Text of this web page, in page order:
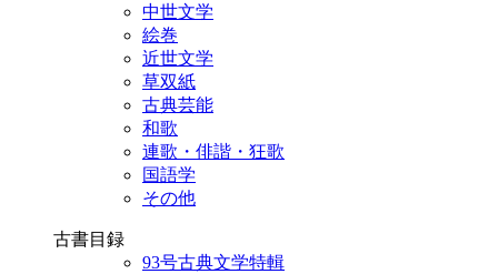
中世文学
絵巻
近世文学
草双紙
古典芸能
和歌
連歌・俳諧・狂歌
国語学
その他
古書目録
93号古典文学特輯